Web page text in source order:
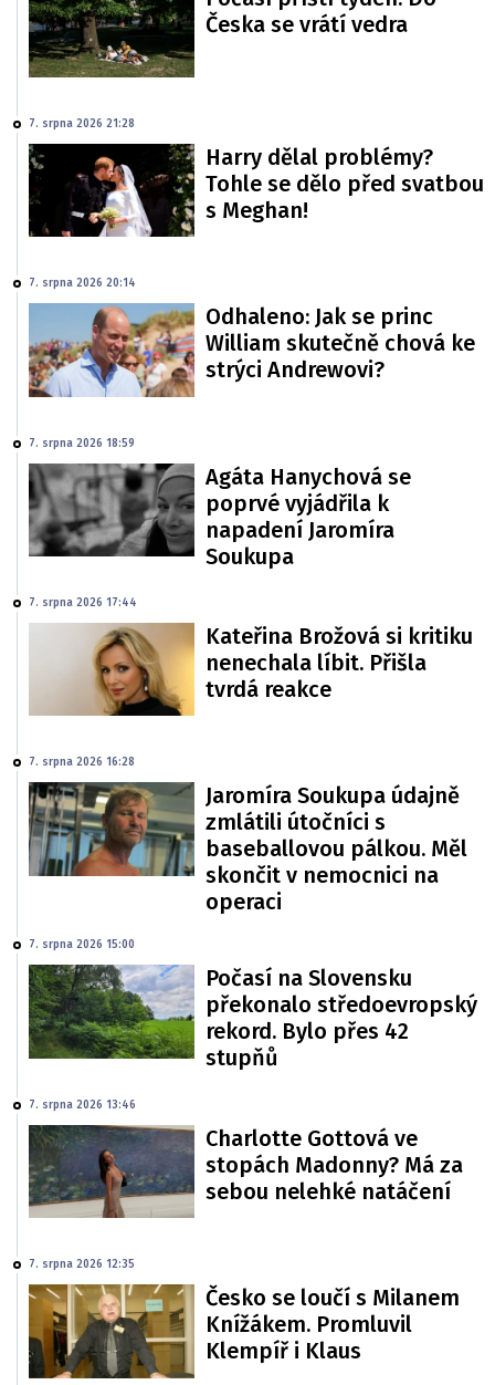
Česka se vrátí vedra
7. srpna 2026 21:28
Harry dělal problémy?
Tohle se dělo před svatbou
s Meghan!
7. srpna 2026 20:14
Odhaleno: Jak se princ
William skutečně chová ke
strýci Andrewovi?
7. srpna 2026 18:59
Agáta Hanychová se
poprvé vyjádřila k
napadení Jaromíra
Soukupa
7. srpna 2026 17:44
Kateřina Brožová si kritiku
nenechala líbit. Přišla
tvrdá reakce
7. srpna 2026 16:28
Jaromíra Soukupa údajně
zmlátili útočníci s
baseballovou pálkou. Měl
skončit v nemocnici na
operaci
7. srpna 2026 15:00
Počasí na Slovensku
překonalo středoevropský
rekord. Bylo přes 42
stupňů
7. srpna 2026 13:46
Charlotte Gottová ve
stopách Madonny? Má za
sebou nelehké natáčení
7. srpna 2026 12:35
Česko se loučí s Milanem
Knížákem. Promluvil
Klempíř i Klaus